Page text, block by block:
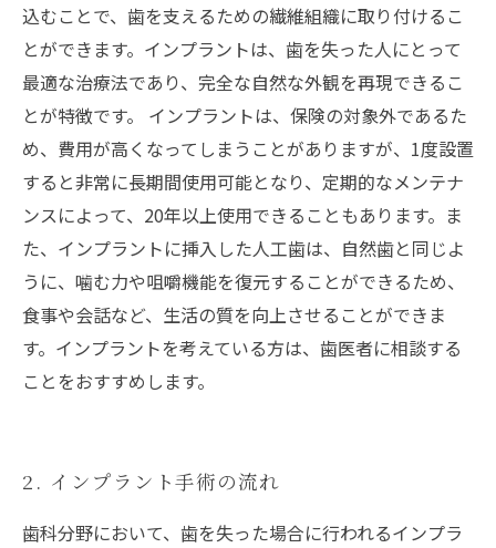
込むことで、歯を支えるための繊維組織に取り付けるこ
とができます。インプラントは、歯を失った人にとって
最適な治療法であり、完全な自然な外観を再現できるこ
とが特徴です。 インプラントは、保険の対象外であるた
め、費用が高くなってしまうことがありますが、1度設置
すると非常に長期間使用可能となり、定期的なメンテナ
ンスによって、20年以上使用できることもあります。ま
た、インプラントに挿入した人工歯は、自然歯と同じよ
うに、噛む力や咀嚼機能を復元することができるため、
食事や会話など、生活の質を向上させることができま
す。インプラントを考えている方は、歯医者に相談する
ことをおすすめします。
2. インプラント手術の流れ
歯科分野において、歯を失った場合に行われるインプラ